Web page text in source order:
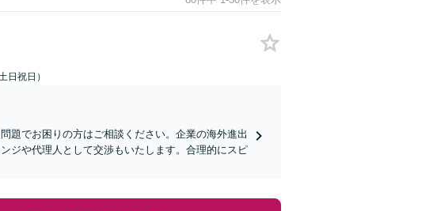
日祝日）
題でお困りの方はご相談ください。企業の海外進出
ジや代理人として交渉もいたします。合理的にスピ